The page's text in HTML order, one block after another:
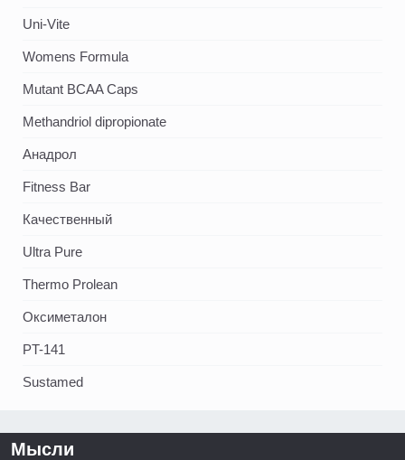
Uni-Vite
Womens Formula
Mutant BCAA Caps
Methandriol dipropionate
Анадрол
Fitness Bar
Качественный
Ultra Pure
Thermo Prolean
Оксиметалон
PT-141
Sustamed
Мысли